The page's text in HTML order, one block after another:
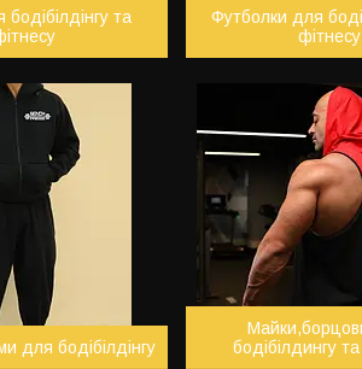
та
Футболки для
фітнесу
для бодібілдінгу
бодібілдингу